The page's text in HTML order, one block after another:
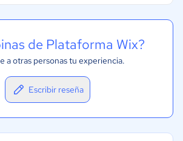
de Plataforma Wix?
a otras personas tu experiencia.
Escribir reseña